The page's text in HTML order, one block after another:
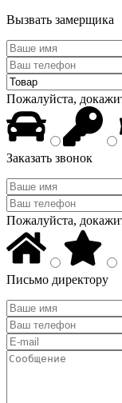
Вызвать замерщика
Пожалуйста,
Заказать звонок
Пожалуйста,
Письмо директору